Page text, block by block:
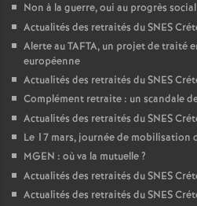
Non à la guerre, oui au progrès social
Actualités des retraités duSNES
Alerte auTAFTA, un projet de traité
européenne
Actualités des retraités duSNES
Complément retraite : un scandale
Actualités des retraités duSNES
Le 17 mars, journée de mobilisation
MGEN : où va la mutuelle?
Actualités des retraités duSNES
Actualités des retraités duSNES